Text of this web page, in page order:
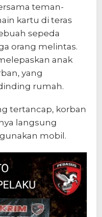
teman-
kartu di teras
sepeda
orang melintas.
anak
yang
rumah.
tertancap, korban
langsung
mobil.